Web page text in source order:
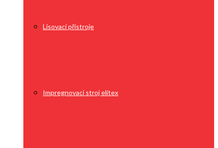
Lisovací přístroje
Impregnovací stroj elitex